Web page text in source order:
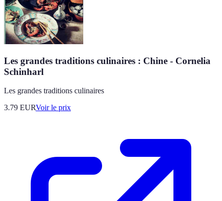
Les grandes traditions culinaires : Chine - Cornelia
Schinharl
Les grandes traditions culinaires
3.79 EURVoir le prix